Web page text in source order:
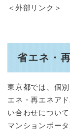
＜外部リンク＞
省エネ・
東京都では、個
エネ・再エネア
い合わせについ
マンションポー